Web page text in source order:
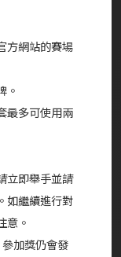
方網站的賽場
。
最多可使用兩
立即舉手並請
如繼續進行對
意。
加獎仍會發